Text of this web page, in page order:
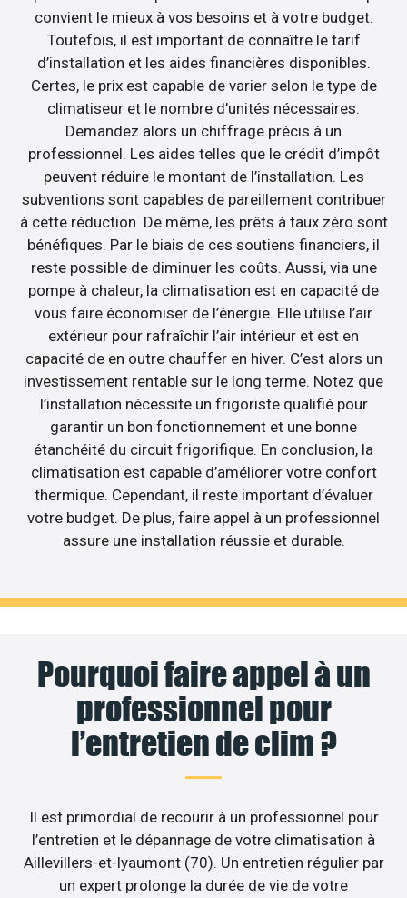
convient le mieux à vos besoins et à votre budget.
Toutefois, il est important de connaître le tarif
d’installation et les aides financières disponibles.
Certes, le prix est capable de varier selon le type de
climatiseur et le nombre d’unités nécessaires.
Demandez alors un chiffrage précis à un
professionnel. Les aides telles que le crédit d’impôt
peuvent réduire le montant de l’installation. Les
subventions sont capables de pareillement contribuer
à cette réduction. De même, les prêts à taux zéro sont
bénéfiques. Par le biais de ces soutiens financiers, il
reste possible de diminuer les coûts. Aussi, via une
pompe à chaleur, la climatisation est en capacité de
vous faire économiser de l’énergie. Elle utilise l’air
extérieur pour rafraîchir l’air intérieur et est en
capacité de en outre chauffer en hiver. C’est alors un
investissement rentable sur le long terme. Notez que
l’installation nécessite un frigoriste qualifié pour
garantir un bon fonctionnement et une bonne
étanchéité du circuit frigorifique. En conclusion, la
climatisation est capable d’améliorer votre confort
thermique. Cependant, il reste important d’évaluer
votre budget. De plus, faire appel à un professionnel
assure une installation réussie et durable.
Pourquoi faire appel à un
professionnel pour
l’entretien de clim ?
Il est primordial de recourir à un professionnel pour
l’entretien et le dépannage de votre climatisation à
Aillevillers-et-lyaumont (70). Un entretien régulier par
un expert prolonge la durée de vie de votre